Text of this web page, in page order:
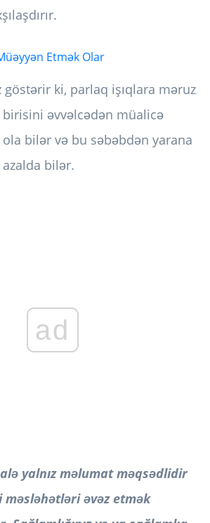
Etmək Olar
göstərir ki, parlaq işıqlara məruz
birisini əvvəlcədən müalicə
bilər və bu səbəbdən yarana
bilər.
ad
yalnız məlumat məqsədlidir
əvəz etmək